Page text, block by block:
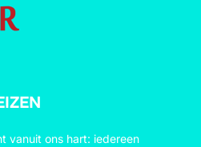
vanuit ons hart: iedereen